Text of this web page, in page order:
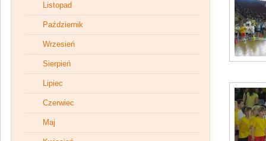
Listopad
Październik
Wrzesień
Sierpień
Lipiec
Czerwiec
Maj